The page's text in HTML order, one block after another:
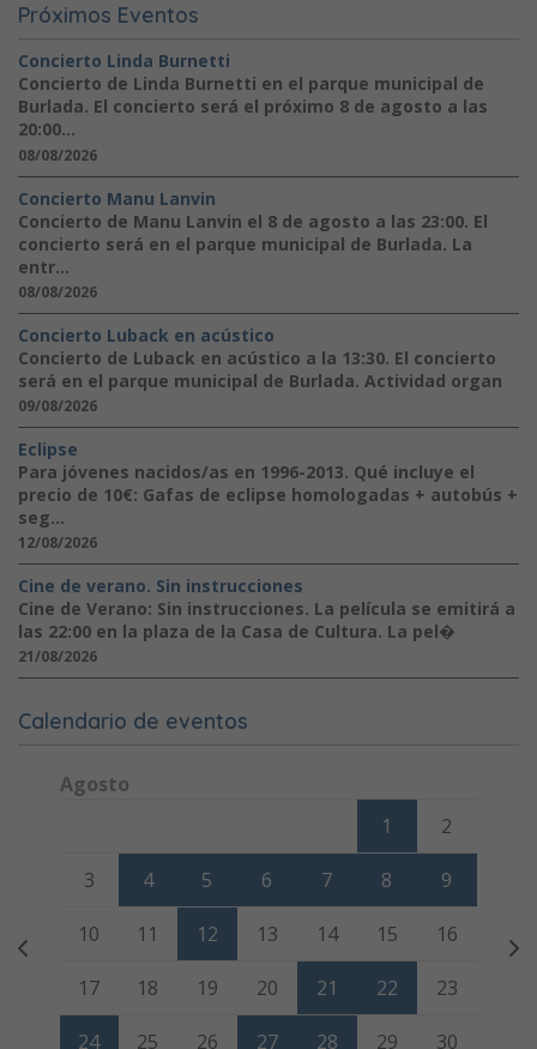
Próximos Eventos
Concierto Linda Burnetti
Concierto de Linda Burnetti en el parque municipal de
Burlada. El concierto será el próximo 8 de agosto a las
20:00...
08/08/2026
Concierto Manu Lanvin
Concierto de Manu Lanvin el 8 de agosto a las 23:00. El
concierto será en el parque municipal de Burlada. La
entr...
08/08/2026
Concierto Luback en acústico
Concierto de Luback en acústico a la 13:30. El concierto
será en el parque municipal de Burlada. Actividad organ
09/08/2026
Eclipse
Para jóvenes nacidos/as en 1996-2013. Qué incluye el
precio de 10€: Gafas de eclipse homologadas + autobús +
seg...
12/08/2026
Cine de verano. Sin instrucciones
Cine de Verano: Sin instrucciones. La película se emitirá a
las 22:00 en la plaza de la Casa de Cultura. La pel�
21/08/2026
Calendario de eventos
Agosto
Viernes Sábado
1 2
3 4 5 6 7 8 9
10 11 12 13 14 15 16
17 18 19 20 21 22 23
24 25 26 27 28 29 30